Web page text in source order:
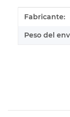
Fabricante:
Peso del